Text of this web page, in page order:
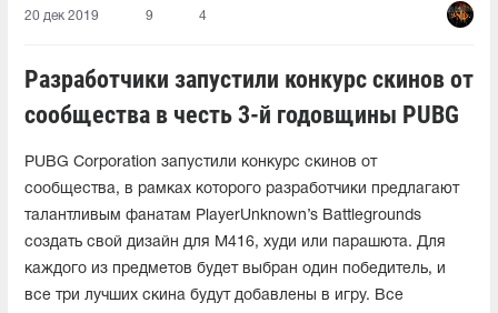
20 дек 2019 9 4
Разработчики запустили конкурс скинов от
сообщества в честь 3-й годовщины PUBG
PUBG Corporation запустили конкурс скинов от
сообщества, в рамках которого разработчики предлагают
талантливым фанатам PlayerUnknown’s Battlegrounds
создать свой дизайн для M416, худи или парашюта. Для
каждого из предметов будет выбран один победитель, и
все три лучших скина будут добавлены в игру. Все